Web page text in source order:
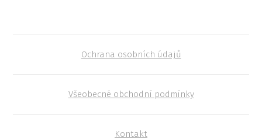
Ochrana osobních údajů
Všeobecné obchodní podmínky
Kontakt